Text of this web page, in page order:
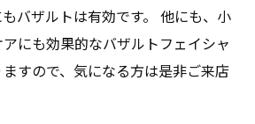
バザルトは有効です。 他にも、小
にも効果的なバザルトフェイシャ
すので、気になる方は是非ご来店